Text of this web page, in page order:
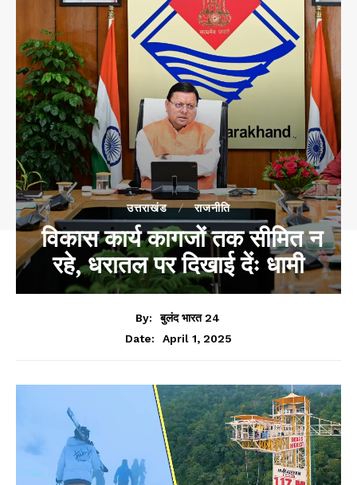
उत्तराखंड राजनीति
विकास कार्य कागजों तक सीमित न
रहे, धरातल पर दिखाई देंः धामी
By:
बुलंद भारत 24
Date:
April 1, 2025